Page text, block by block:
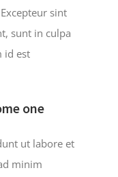
sint
sunt in culpa
id est
one
ut labore et
minim